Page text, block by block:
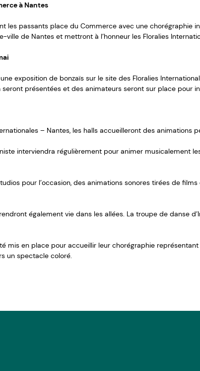
à Nantes
les passants place du Commerce avec une chorégraphie
de Nantes et mettront à l’honneur les Floralies
exposition de bonzaïs sur le site des Floralies
présentées et des animateurs seront sur place pour
– Nantes, les halls accueilleront des animations
interviendra régulièrement pour animer musicalement
pour l’occasion, des animations sonores tirées de
également vie dans les allées. La troupe de danse
mis en place pour accueillir leur chorégraphie représentant
un spectacle coloré.